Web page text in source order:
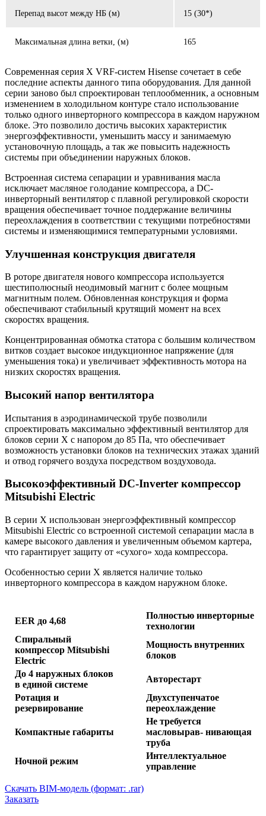
Перепад высот между НБ (м) 15 (30*)
Максимальная длина ветки, (м) 165
Современная серия Х VRF-систем Hisense сочетает в себе
последние аспекты данного типа оборудования. Для данной
серии заново был спроектирован теплообменник, а основным
изменением в холодильном контуре стало использование
только одного инверторного компрессора в каждом наружном
блоке. Это позволило достичь высоких характеристик
энергоэффективности, уменьшить массу и занимаемую
установочную площадь, а так же повысить надежность
системы при объединении наружных блоков.
Встроенная система сепарации и уравнивания масла
исключает масляное голодание компрессора, а DC-
инверторный вентилятор с плавной регулировкой скорости
вращения обеспечивает точное поддержание величины
переохлаждения в соответствии с текущими потребностями
системы и изменяющимися температурными условиями.
Улучшенная конструкция двигателя
В роторе двигателя нового компрессора используется
шестиполюсный неодимовый магнит с более мощным
магнитным полем. Обновленная конструкция и форма
обеспечивают стабильный крутящий момент на всех
скоростях вращения.
Концентрированная обмотка статора с большим количеством
витков создает высокое индукционное напряжение (для
уменьшения тока) и увеличивает эффективность мотора на
низких скоростях вращения.
Высокий напор вентилятора
Испытания в аэродинамической трубе позволили
спроектировать максимально эффективный вентилятор для
блоков серии Х с напором до 85 Па, что обеспечивает
возможность установки блоков на технических этажах зданий
и отвод горячего воздуха посредством воздуховода.
Высокоэффективный DC-Inverter компрессор
Mitsubishi Electric
В серии X использован энергоэффективный компрессор
Mitsubishi Electric со встроенной системой сепарации масла в
камере высокого давления и увеличенным объемом картера,
что гарантирует защиту от «сухого» хода компрессора.
Особенностью серии Х является наличие только
инверторного компрессора в каждом наружном блоке.
EER до 4,68
Полностью инверторные
технологии
Спиральный
компрессор Mitsubishi
Electric
Мощность внутренних
блоков
До 4 наружных блоков
в единой системе
Авторестарт
Ротация и
резервирование
Двухступенчатое
переохлаждение
Компактные габариты
Не требуется
масловырав- нивающая
труба
Ночной режим
Интеллектуальное
управление
Скачать BIM-модель (формат: .rar)
Заказать